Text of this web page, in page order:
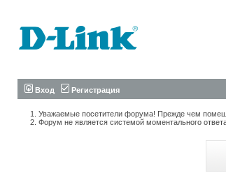
Вход Регистрация
Уважаемые посетители форума! Прежде чем
Форум не является системой моментального